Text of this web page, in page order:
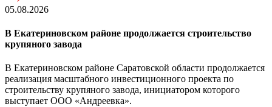
05.08.2026
В Екатериновском районе продолжается строительство
крупяного завода
В Екатериновском районе Саратовской области продолжается
реализация масштабного инвестиционного проекта по
строительству крупяного завода, инициатором которого
выступает ООО «Андреевка».